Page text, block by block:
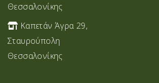
Θεσσαλονίκης
Καπετάν Άγρα 29,
Σταυρoύπολη
Θεσσαλονίκης